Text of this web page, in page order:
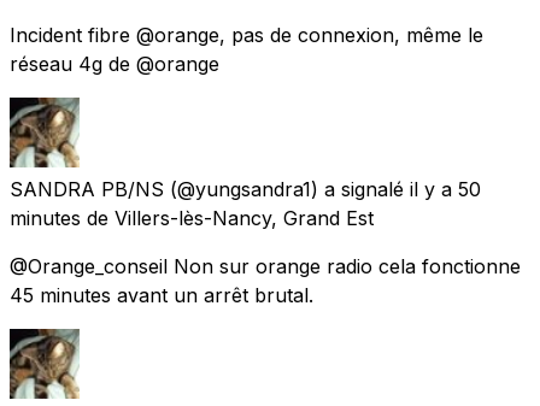
Incident fibre @orange, pas de connexion, même le
réseau 4g de @orange
SANDRA PB/NS (@yungsandra1) a signalé il y a 50
minutes de Villers-lès-Nancy, Grand Est
@Orange_conseil Non sur orange radio cela fonctionne
45 minutes avant un arrêt brutal.